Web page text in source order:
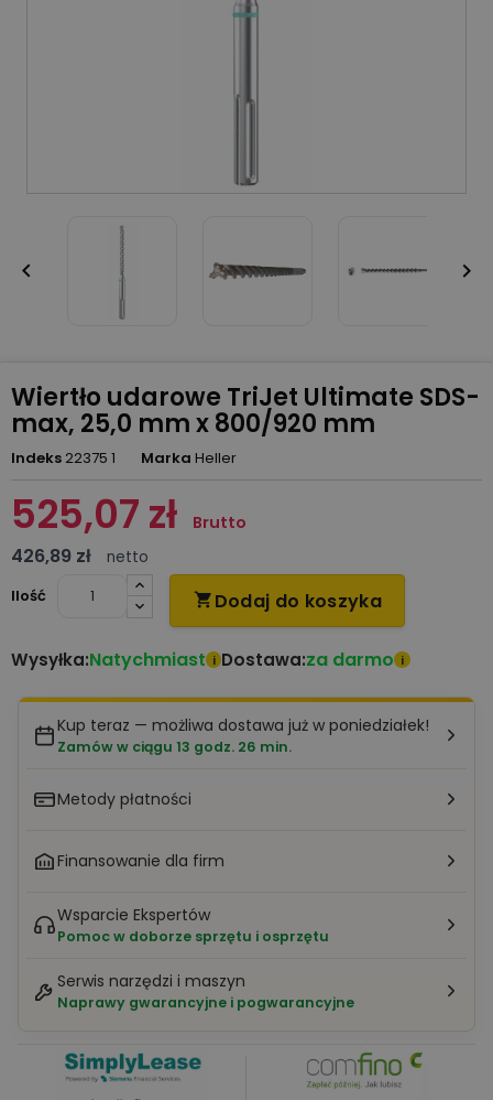
 
Wiertło udarowe TriJet Ultimate SDS-
max, 25,0 mm x 800/920 mm
Indeks 22375 1 Marka Heller
525,07 zł Brutto
426,89 zł
netto
Ilość
 Dodaj do koszyka
Wysyłka:Natychmiast i Dostawa:za darmo i
Kup teraz — możliwa dostawa już w poniedziałek!
Zamów w ciągu 13 godz. 26 min.
Metody płatności
Finansowanie dla firm
Wsparcie Ekspertów
Pomoc w doborze sprzętu i osprzętu
Serwis narzędzi i maszyn
Naprawy gwarancyjne i pogwarancyjne